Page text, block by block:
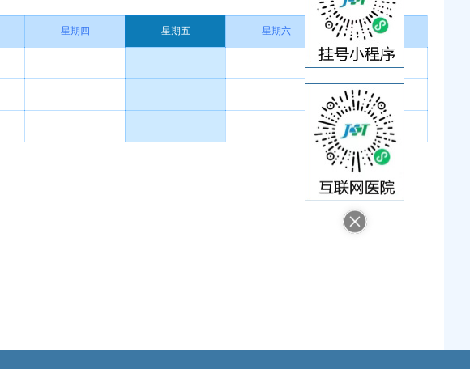
星期四 星期五 星期六 星期日